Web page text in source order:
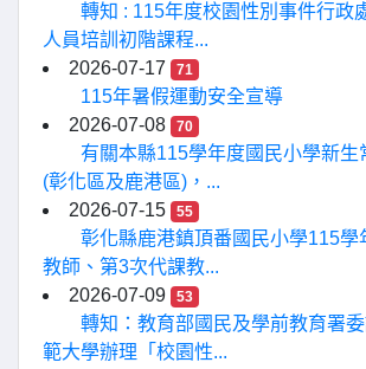
轉知 : 115年度校園性別事件行政
人員培訓初階課程...
2026-07-17
71
115年暑假運動安全宣導
2026-07-08
70
有關本縣115學年度國民小學新生
(彰化區及鹿港區)，...
2026-07-15
55
彰化縣鹿港鎮頂番國民小學115學
教師、第3次代課教...
2026-07-09
53
轉知：教育部國民及學前教育署
範大學辦理「校園性...